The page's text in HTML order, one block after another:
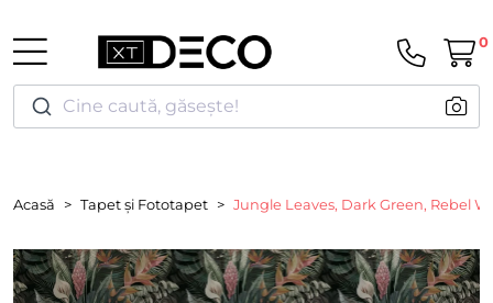
Cine caută, găsește!
0
Acasă Tapet și Fototapet Jungle Leaves, Dark Green, Rebel